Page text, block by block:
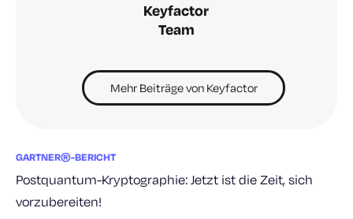
Keyfactor
Team
Mehr Beiträge von Keyfactor
GARTNER®-BERICHT
Postquantum-Kryptographie: Jetzt ist die Zeit, sich
vorzubereiten!